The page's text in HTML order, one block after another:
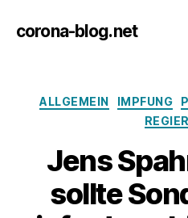
corona-blog.net
ALLGEMEIN IMPFUNG
Jens
sollte